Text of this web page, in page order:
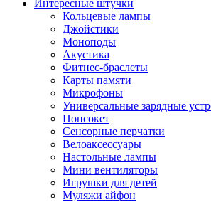
Интересные штучки
Кольцевые лампы
Джойстики
Моноподы
Акустика
Фитнес-браслеты
Карты памяти
Микрофоны
Универсальные зарядные
Попсокет
Сенсорные перчатки
Велоаксессуары
Настольные лампы
Мини вентиляторы
Игрушки для детей
Муляжи айфон